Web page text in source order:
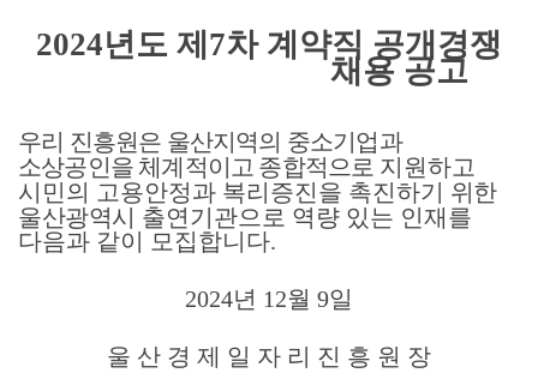
2024년도 제 7차계약직 공개경쟁
채용 공고
우리 진흥원은 울산지역의 중소기업과
소상공인을 체계적이고 종합적으로 지원하고
시민의 고용안정과 복리증진을 촉진하기 위한
울산광역시 출연기관으로 역량 있는 인재를
다음과 같이 모집합니다.
2024년 12월 9일
울 산 경 제 일 자 리 진 흥 원 장